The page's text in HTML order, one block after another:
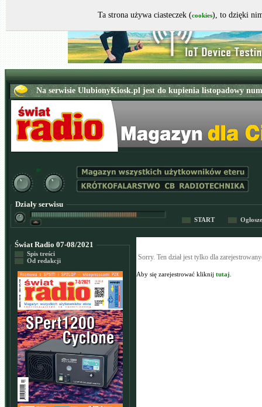
Działy serwisu
START
Świat Radio 07-08/2021
Spis treści
Od redakcji
Sorry. Ten dział jest tylko dla
Aby się zarejestrować kliknij tutaj
Ta strona używa ciasteczek (cookies), to dzięki